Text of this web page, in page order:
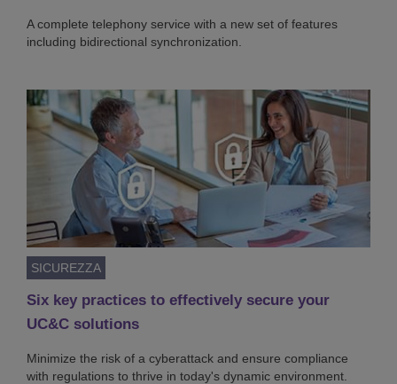
A complete telephony service with a new set of features
including bidirectional synchronization.
SICUREZZA
Six key practices to effectively secure your
UC&C solutions
Minimize the risk of a cyberattack and ensure compliance
with regulations to thrive in today's dynamic environment.